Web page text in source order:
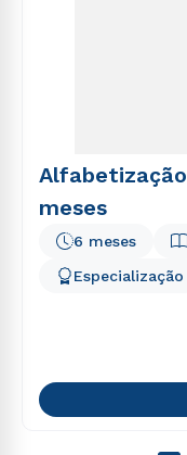
meses
6 meses
Especialização